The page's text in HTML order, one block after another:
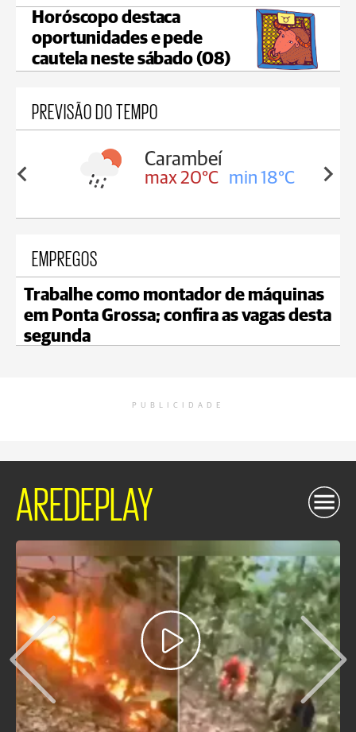
Horóscopo destaca
oportunidades e pede
cautela neste sábado (08)
PREVISÃO DO TEMPO
max 20°C min 18°C max 20°C
EMPREGOS
Trabalhe como montador de máquinas
em Ponta Grossa; confira as vagas desta
segunda
PUBLICIDADE
AREDEPLAY